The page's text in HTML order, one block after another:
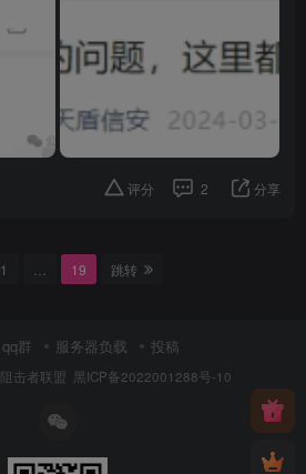
评分 2 分享
1 19 跳转
qq群 服务器负载 投稿
阻击者联盟 黑ICP备2022001288号-10